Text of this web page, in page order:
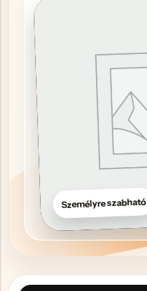
Személyre szabható
Hűtőmágnes, Kitűző
Plüss
Sapka
Egyedi céges ajándékok
Egyéb ajándék ötletek